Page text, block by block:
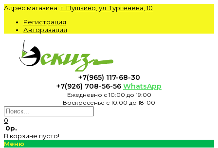
Адрес магазина: г. Пушкино, ул. Тургенева, 10
Регистрация
Авторизация
+7(965) 117-68-30
+7(926) 708-56-56 WhatsApp
Ежедневно с 10:00 до 19:00
Воскресенье с 10:00 до 18-00
0
0р.
В корзине пусто!
Меню